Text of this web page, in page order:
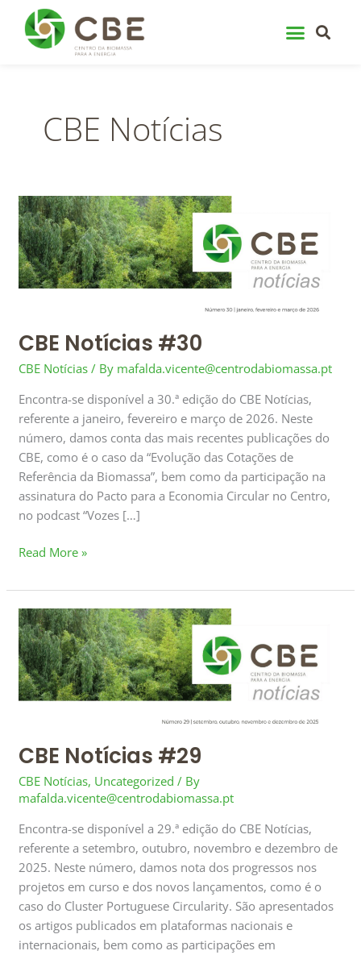
content
CBE Notícias
CBE Notícias #30
CBE Notícias / By mafalda.vicente@centrodabiomassa.pt
Encontra-se disponível a 30.ª edição do CBE Notícias,
referente a janeiro, fevereiro e março de 2026. Neste
número, damos conta das mais recentes publicações do
CBE, como é o caso da “Evolução das Cotações de
Referência da Biomassa”, bem como da participação na
assinatura do Pacto para a Economia Circular no Centro,
no podcast “Vozes […]
CBE
Notícias
#30
Read More »
CBE Notícias #29
CBE Notícias, Uncategorized / By
mafalda.vicente@centrodabiomassa.pt
Encontra-se disponível a 29.ª edição do CBE Notícias,
referente a setembro, outubro, novembro e dezembro de
2025. Neste número, damos nota dos progressos nos
projetos em curso e dos novos lançamentos, como é o
caso do Cluster Portuguese Circularity. São apresentados
os artigos publicados em plataformas nacionais e
internacionais, bem como as participações em
CBE
Notícias
#29